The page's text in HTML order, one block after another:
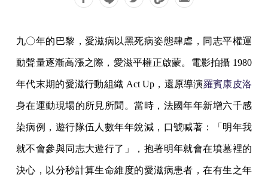
九〇年的巴黎，愛滋病以黑死病姿態肆虐，同志平權運
動聲量逐漸高漲之際，愛滋平權正啟蒙。電影拍攝 1980
年代末期的愛滋行動組織 Act Up，還原導演羅賓康皮洛
身在運動現場的所見所聞。當時，法國年年新增六千感
染病例，遊行隊伍人數年年銳減，口號喊著：「明年我
就不會參與同志大遊行了」，抱著明年就會在墳墓裡的
決心，以分秒計算生命維度的愛滋病患者，在有生之年